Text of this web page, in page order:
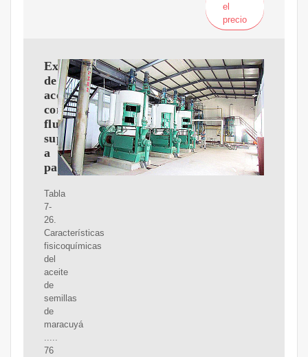
el
precio
Extracción
de
aceites
con
fluidos
supercríticos
a
partir
Tabla
7-
26.
Características
fisicoquímicas
del
aceite
de
semillas
de
maracuyá
.....
76